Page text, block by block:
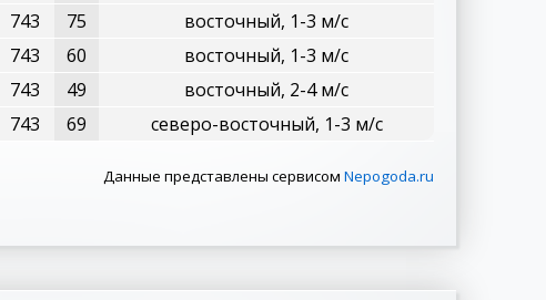
743 75
восточный, 1-3 м/с
743 60
восточный, 1-3 м/с
743 49
восточный, 2-4 м/с
743 69 северо-восточный, 1-3 м/с
Данные представлены сервисом Nepogoda.ru